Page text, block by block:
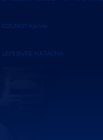
GOUNOT Karine
LEFEBVRE NATACHA